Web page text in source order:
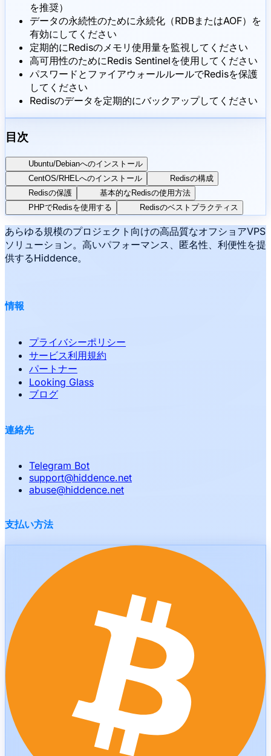
を推奨）
データの永続性のために永続化（RDBまたはAOF）を
有効にしてください
定期的にRedisのメモリ使用量を監視してください
高可用性のためにRedis Sentinelを使用してください
パスワードとファイアウォールルールでRedisを保護
してください
Redisのデータを定期的にバックアップしてください
目次
Ubuntu/Debianへのインストール
CentOS/RHELへのインストール
Redisの構成
Redisの保護
基本的なRedisの使用方法
PHPでRedisを使用する
Redisのベストプラクティス
あらゆる規模のプロジェクト向けの高品質なオフショアVPS
ソリューション。高いパフォーマンス、匿名性、利便性を提
供するHiddence。
情報
プライバシーポリシー
サービス利用規約
パートナー
Looking Glass
ブログ
連絡先
Telegram Bot
support@hiddence.net
abuse@hiddence.net
支払い方法